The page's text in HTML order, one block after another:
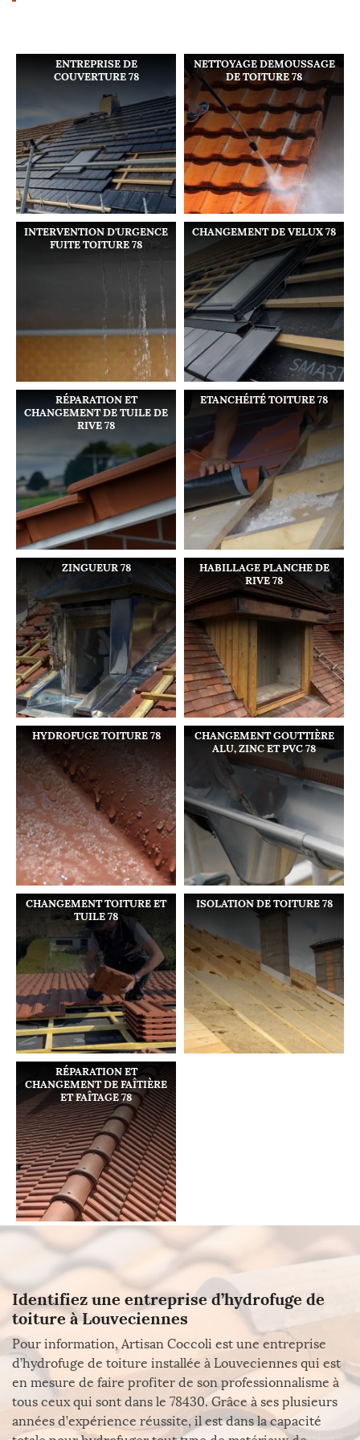
ENTREPRISE DE
COUVERTURE 78
NETTOYAGE DEMOUSSAGE
DE TOITURE 78
INTERVENTION D'URGENCE
FUITE TOITURE 78
CHANGEMENT DE VELUX 78
RÉPARATION ET
CHANGEMENT DE TUILE DE
RIVE 78
ETANCHÉITÉ TOITURE 78
ZINGUEUR 78
HABILLAGE PLANCHE DE
RIVE 78
HYDROFUGE TOITURE 78
CHANGEMENT GOUTTIÈRE
ALU, ZINC ET PVC 78
CHANGEMENT TOITURE ET
TUILE 78
ISOLATION DE TOITURE 78
RÉPARATION ET
CHANGEMENT DE FAÎTIÈRE
ET FAÎTAGE 78
Identifiez une entreprise d’hydrofuge de
toiture à Louveciennes
Pour information, Artisan Coccoli est une entreprise
d’hydrofuge de toiture installée à Louveciennes qui est
en mesure de faire profiter de son professionnalisme à
tous ceux qui sont dans le 78430. Grâce à ses plusieurs
années d’expérience réussite, il est dans la capacité